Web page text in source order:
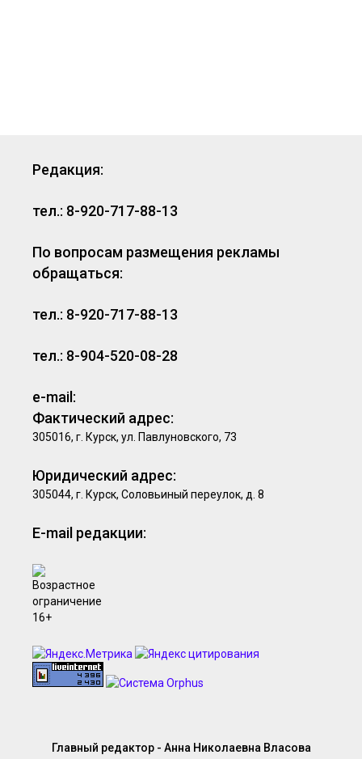
Редакция:
тел.: 8-920-717-88-13
По вопросам размещения рекламы
обращаться:
тел.: 8-920-717-88-13
тел.: 8-904-520-08-28
e-mail:
Фактический адрес:
305016, г. Курск, ул. Павлуновского, 73
Юридический адрес:
305044, г. Курск, Соловьиный переулок, д. 8
E-mail редакции:
Главный редактор - Анна Николаевна Власова